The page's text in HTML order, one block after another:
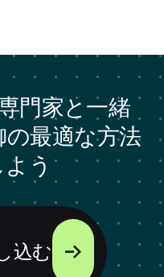
門家と一緒
最適な方法
う
込む